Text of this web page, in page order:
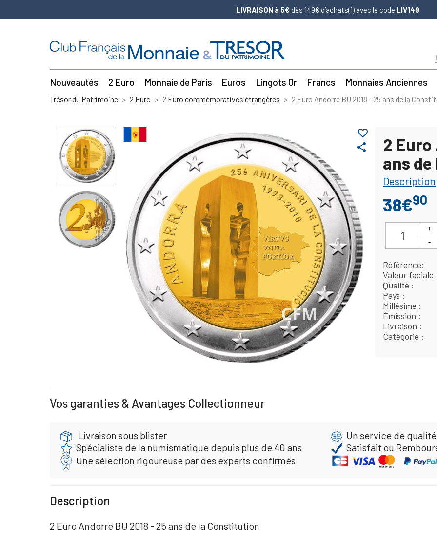
LIVRAISON à 5€ dès 149€ d’achats(1) avec le code LIV149
Nouveautés 2 Euro Monnaie de Paris Euros Lingots Or Francs Monnaies Anciennes
Trésor du Patrimoine 2 Euro 2 Euro commémoratives étrangères 2 Euro Andorre BU 2018 - 25 ans de la
share
favorite_border
2 Euro
ans
Description
38€90
Référence
Valeur faciale
Qualité
Pays
Millésime
Émission
Livraison
Catégorie
Vos garanties & Avantages Collectionneur
Livraison sous blister
Un service de
Spécialiste de la numismatique depuis plus de 40 ans
Satisfait ou
Une sélection rigoureuse par des experts confirmés
Description
2 Euro Andorre BU 2018 - 25 ans de la Constitution